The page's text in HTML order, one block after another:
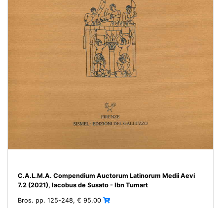
C.A.L.M.A. Compendium Auctorum Latinorum Medii Aevi
7.2 (2021), Iacobus de Susato - Ibn Tumart
Bros. pp. 125-248, € 95,00